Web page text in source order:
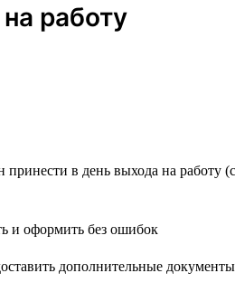
работу
в день выхода на
дополнительные